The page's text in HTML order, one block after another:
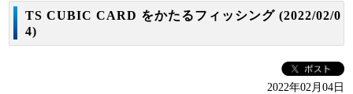
マンガでわかるフィッシング詐欺対策 5ヶ条
TS CUBIC CARD をかたるフィッシング (2022/02/0
4)
2022年02月04日